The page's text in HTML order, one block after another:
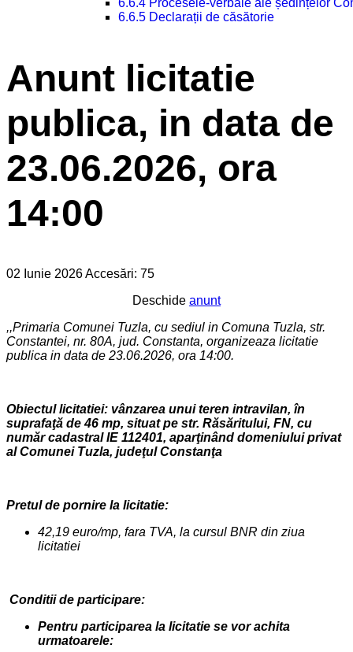
6.6.4 Procesele-verbale ale ședințelor
6.6.5 Declarații de căsătorie
Anunt licitatie
publica, in data de
23.06.2026, ora
14:00
02 Iunie 2026Accesări: 75
Deschide anunt
,,Primaria Comunei Tuzla, cu sediul in Comuna Tuzla, str.
Constantei, nr. 80A, jud. Constanta, organizeaza licitatie
publica in data de 23.06.2026, ora 14:00.
Obiectul licitatiei: vânzarea unui teren intravilan, în
suprafaţă de 46 mp, situat pe str. Răsăritului, FN, cu
număr cadastralIE 112401, aparţinând domeniului privat
al Comunei Tuzla, judeţul Constanţa
Pretul de pornire la licitatie:
42,19 euro/mp, fara TVA, la cursul BNR din ziua
licitatiei
Conditii de participare:
Pentru participarea la licitatie se vor achita
urmatoarele: